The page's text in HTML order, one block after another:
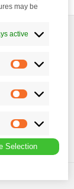
may be
active
Selection